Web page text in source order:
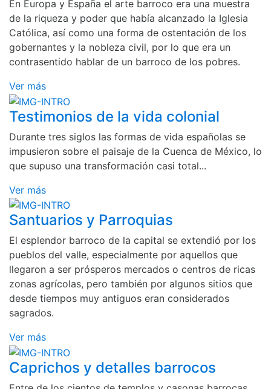
En Europa y España el arte barroco era una muestra
de la riqueza y poder que había alcanzado la Iglesia
Católica, así como una forma de ostentación de los
gobernantes y la nobleza civil, por lo que era un
contrasentido hablar de un barroco de los pobres.
Ver más
Testimonios de la vida colonial
Durante tres siglos las formas de vida españolas se
impusieron sobre el paisaje de la Cuenca de México, lo
que supuso una transformación casi total...
Ver más
Santuarios y Parroquias
El esplendor barroco de la capital se extendió por los
pueblos del valle, especialmente por aquellos que
llegaron a ser prósperos mercados o centros de ricas
zonas agrícolas, pero también por algunos sitios que
desde tiempos muy antiguos eran considerados
sagrados.
Ver más
Caprichos y detalles barrocos